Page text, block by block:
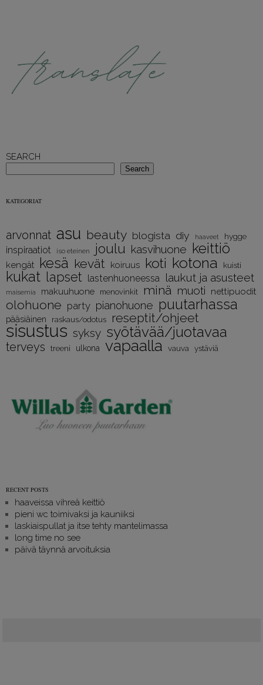
SEARCH
Search
KATEGORIAT
arvonnat asu beauty blogista diy haaveet hygge
inspiraatiot iso eteinen joulu kasvihuone keittiö
kengät kesä kevät koiruus koti kotona kuisti
kukat lapset lastenhuoneessa laukut ja asusteet
maisemia makuuhuone menovinkit minä muoti nettipuodit
olohuone party pianohuone puutarhassa
pääsiäinen raskaus/odotus reseptit/ohjeet
sisustus syksy syötävää/juotavaa
terveys treeni ulkona vapaalla vauva ystäviä
RECENT POSTS
haaveissa vihreä keittiö
pieni wc toimivaksi ja kauniiksi
laskiaispullat ja itse tehty mantelimassa
long time no see
päivä täynnä arvoituksia